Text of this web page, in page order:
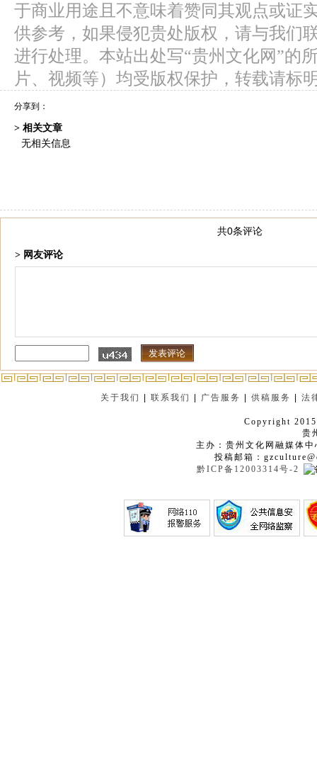
于商业用途且不意味着赞同其观点或证
供参考，如果侵犯贵处版权，请与我们
进行处理。本站出处写“贵州文化网”的
片、视频等）均受版权保护，转载请标
分享到：
> 相关文章
无相关信息
共0条评论
> 网友评论
关于我们 |联系我们 广告服务 |供稿服务 |法
Copyright
贵
主办：贵州文化网融媒体
投稿邮箱：
黔ICP备12003314号-2